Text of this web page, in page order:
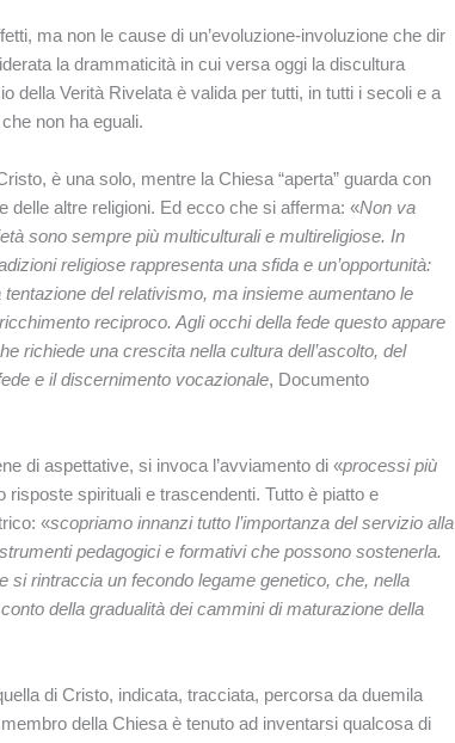
ma non le cause di un’evoluzione-involuzione che dir
la drammaticità in cui versa oggi la discultura
della Verità Rivelata è valida per tutti, in tutti i secoli e a
non ha eguali.
è una solo, mentre la Chiesa “aperta” guarda con
delle altre religioni. Ed ecco che si afferma: «Non va
sono sempre più multiculturali e multireligiose. In
religiose rappresenta una sfida e un’opportunità:
del relativismo, ma insieme aumentano le
reciproco. Agli occhi della fede questo appare
richiede una crescita nella cultura dell’ascolto, del
e il discernimento vocazionale, Documento
di aspettative, si invoca l’avviamento di «processi più
risposte spirituali e trascendenti. Tutto è piatto e
«scopriamo innanzi tutto l’importanza del servizio alla
pedagogici e formativi che possono sostenerla.
si rintraccia un fecondo legame genetico, che, nella
della gradualità dei cammini di maturazione della
di Cristo, indicata, tracciata, percorsa da duemila
della Chiesa è tenuto ad inventarsi qualcosa di